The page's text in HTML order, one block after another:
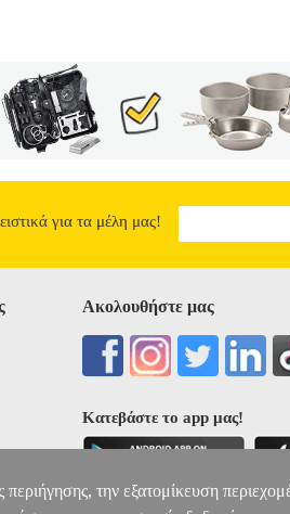
για τα μέλη μας!
Ακολουθήστε μας
Κατεβάστε το app μας!
την εξατομίκευση